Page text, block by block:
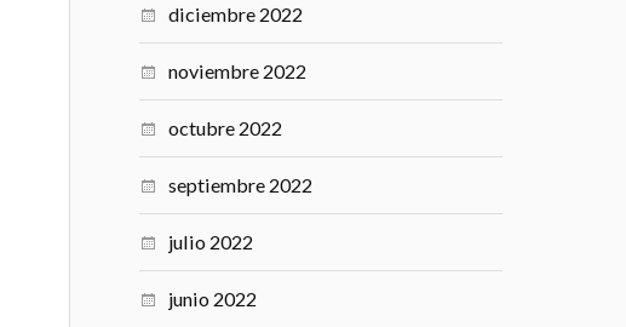
diciembre 2022
noviembre 2022
octubre 2022
septiembre 2022
julio 2022
junio 2022